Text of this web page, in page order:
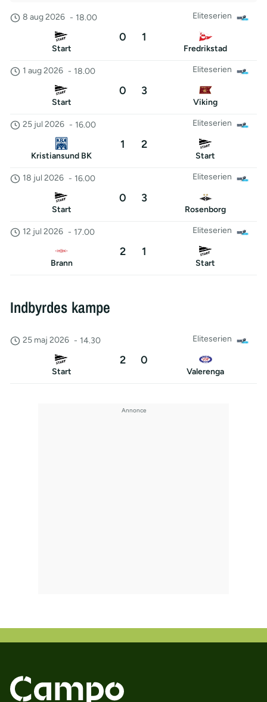
Eliteserien
8 aug 2026 - 18.00
Start
0 1
Fredrikstad
Eliteserien
1 aug 2026 - 18.00
Start
0 3
Viking
Eliteserien
25 jul 2026 - 16.00
Kristiansund BK
1 2
Start
Eliteserien
18 jul 2026 - 16.00
Start
0 3
Rosenborg
Eliteserien
12 jul 2026 - 17.00
Brann
2 1
Start
Indbyrdes kampe
Eliteserien
25 maj 2026 - 14.30
Start
2 0
Valerenga